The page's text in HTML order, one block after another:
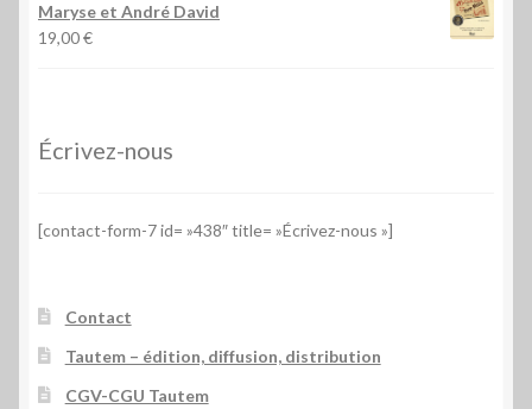
Maryse et André David
19,00€
Écrivez-nous
[contact-form-7 id= »438″ title= »Écrivez-nous »]
Contact
Tautem – édition, diffusion, distribution
CGV-CGU Tautem